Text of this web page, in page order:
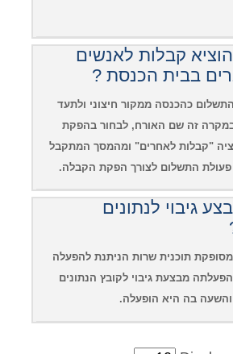
קבלות לאנשים
בבית הכנסת ?
כהכנסה ממקור חיצוני ולתעד
זה שם האורח, לבחור בהפקת
"קבלות לאחרים" ומהמסך המתקבל
התשלום לצורך הפקת הקבלה.
גיבוי לנתונים
תוכנית שרות הניתנת להפעלה
מבצעת גיבוי לקובץ הנתונים
בה היא הופעלה.